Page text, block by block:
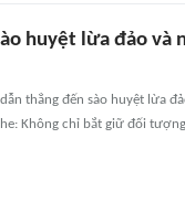
huyệt lừa đảo và
thẳng đến sào huyệt lừa
Không chỉ bắt giữ đối